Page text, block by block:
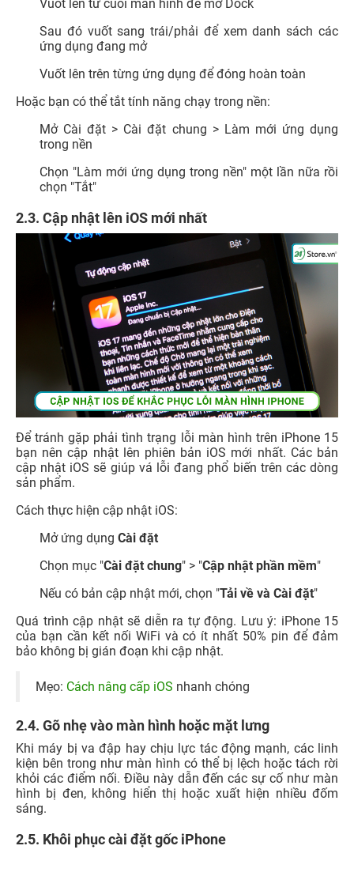
Vuốt lên từ cuối màn hình để mở Dock
Sau đó vuốt sang trái/phải để xem danh sách các
ứng dụng đang mở
Vuốt lên trên từng ứng dụng để đóng hoàn toàn
Hoặc bạn có thể tắt tính năng chạy trong nền:
Mở Cài đặt > Cài đặt chung > Làm mới ứng dụng
trong nền
Chọn "Làm mới ứng dụng trong nền" một lần nữa rồi
chọn "Tắt"
2.3. Cập nhật lên iOS mới nhất
Để tránh gặp phải tình trạng lỗi màn hình trên iPhone 15
bạn nên cập nhật lên phiên bản iOS mới nhất. Các bản
cập nhật iOS sẽ giúp vá lỗi đang phổ biến trên các dòng
sản phẩm.
Cách thực hiện cập nhật iOS:
Mở ứng dụng Cài đặt
Chọn mục "Cài đặt chung" > "Cập nhật phần mềm"
Nếu có bản cập nhật mới, chọn "Tải về và Cài đặt"
Quá trình cập nhật sẽ diễn ra tự động. Lưu ý: iPhone 15
của bạn cần kết nối WiFi và có ít nhất 50% pin để đảm
bảo không bị gián đoạn khi cập nhật.
Mẹo: Cách nâng cấp iOS nhanh chóng
2.4. Gõ nhẹ vào màn hình hoặc mặt lưng
Khi máy bị va đập hay chịu lực tác động mạnh, các linh
kiện bên trong như màn hình có thể bị lệch hoặc tách rời
khỏi các điểm nối. Điều này dẫn đến các sự cố như màn
hình bị đen, không hiển thị hoặc xuất hiện nhiều đốm
sáng.
2.5. Khôi phục cài đặt gốc iPhone